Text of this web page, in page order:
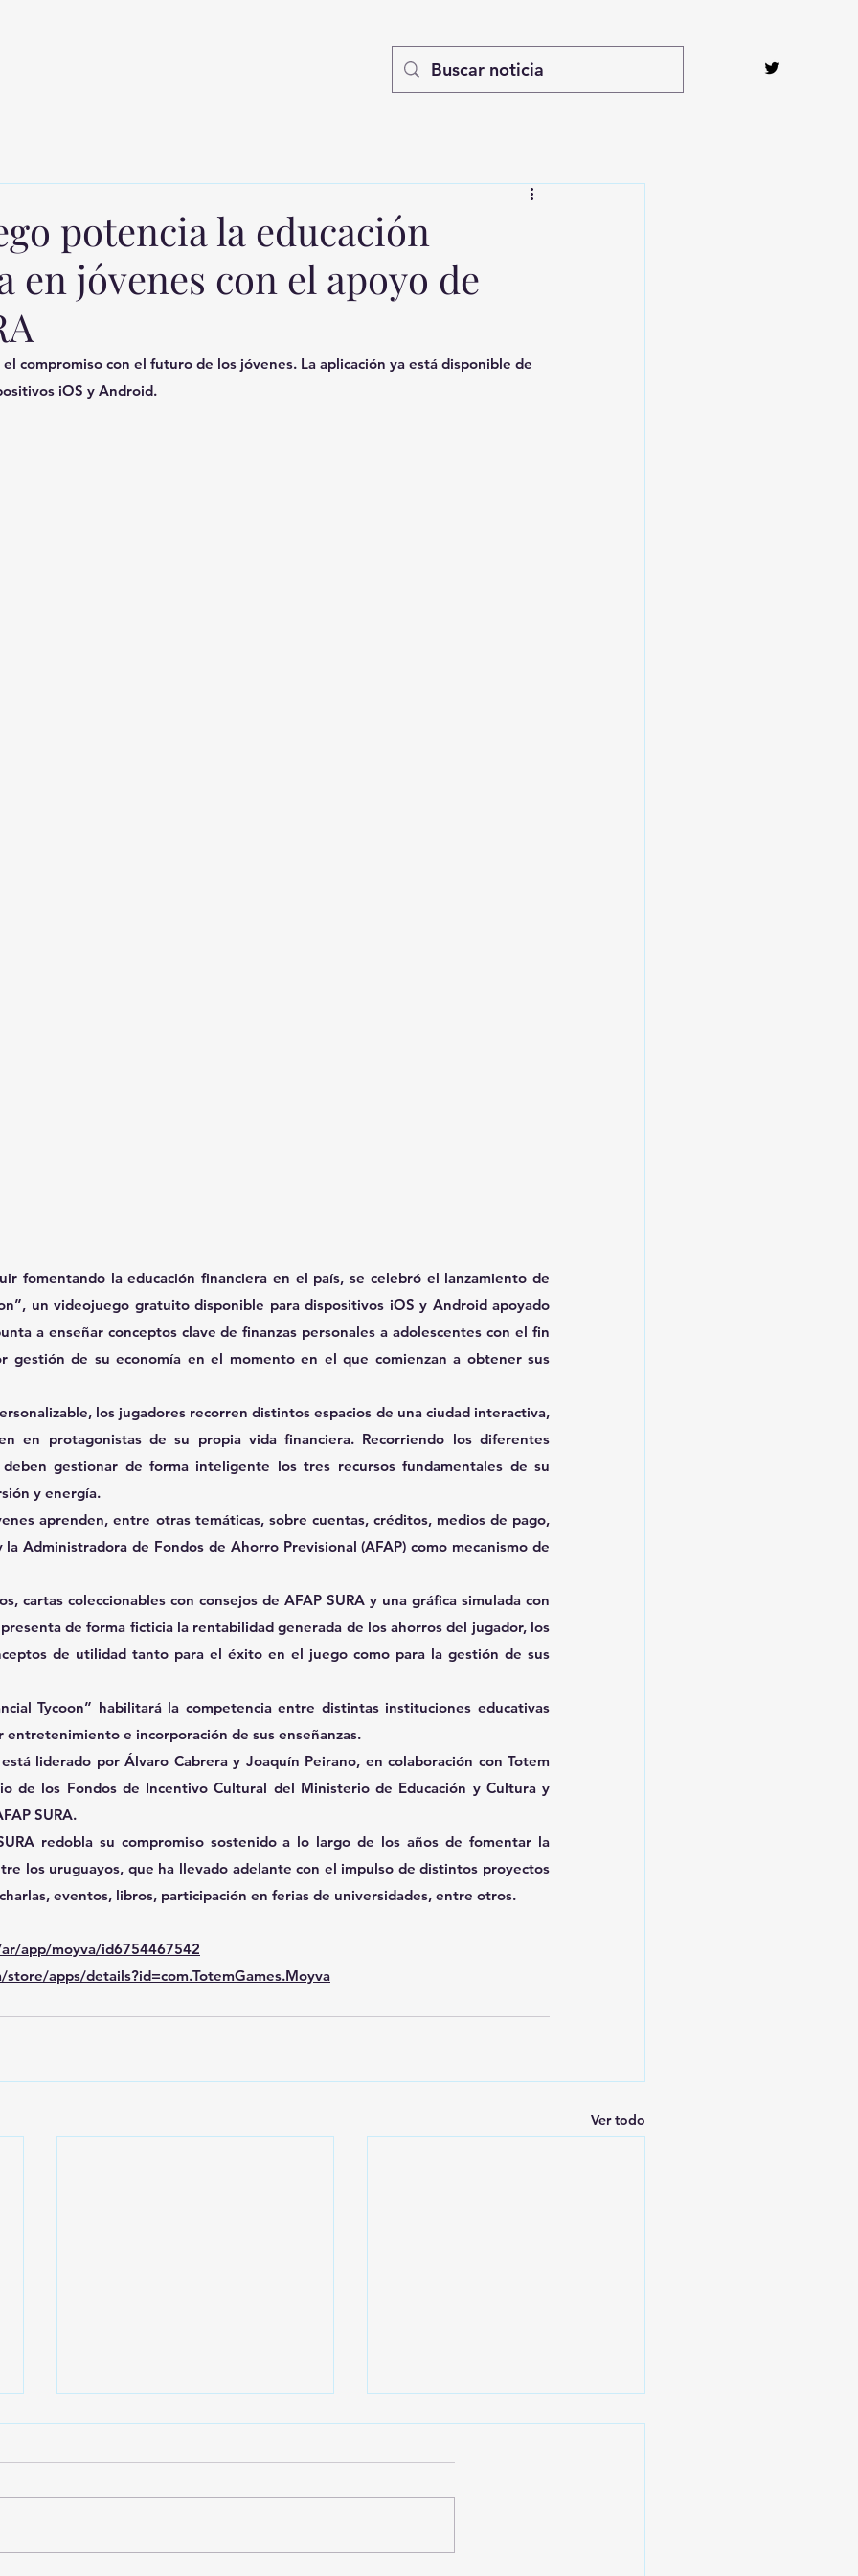
potencia la educación
en jóvenes con el apoyo de
compromiso con el futuro de los jóvenes. La aplicación ya está disponible de
iOS y Android.
fomentando la educación financiera en el país, se celebró el lanzamiento de
un videojuego gratuito disponible para dispositivos iOS y Android apoyado
a enseñar conceptos clave de finanzas personales a adolescentes con el fin
gestión de su economía en el momento en el que comienzan a obtener sus
los jugadores recorren distintos espacios de una ciudad interactiva,
en protagonistas de su propia vida financiera. Recorriendo los diferentes
gestionar de forma inteligente los tres recursos fundamentales de su
y energía.
aprenden, entre otras temáticas, sobre cuentas, créditos, medios de pago,
Administradora de Fondos de Ahorro Previsional (AFAP) como mecanismo de
cartas coleccionables con consejos de AFAP SURA y una gráfica simulada con
de forma ficticia la rentabilidad generada de los ahorros del jugador, los
de utilidad tanto para el éxito en el juego como para la gestión de sus
Tycoon” habilitará la competencia entre distintas instituciones educativas
entretenimiento e incorporación de sus enseñanzas.
liderado por Álvaro Cabrera y Joaquín Peirano, en colaboración con Totem
de los Fondos de Incentivo Cultural del Ministerio de Educación y Cultura y
SURA.
redobla su compromiso sostenido a lo largo de los años de fomentar la
los uruguayos, que ha llevado adelante con el impulso de distintos proyectos
eventos, libros, participación en ferias de universidades, entre otros.
app/moyva/id6754467542
apps/details?id=com.TotemGames.Moyva
Ver todo